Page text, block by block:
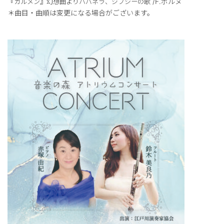
＊曲目・曲順は変更になる場合がございます。